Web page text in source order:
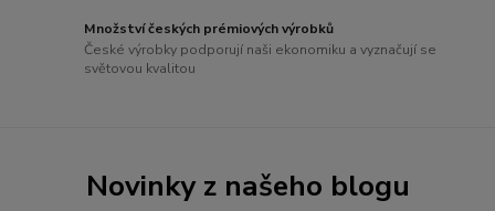
Množství českých prémiových výrobků
České výrobky podporují naši ekonomiku a vyznačují se
světovou kvalitou
Novinky z našeho blogu